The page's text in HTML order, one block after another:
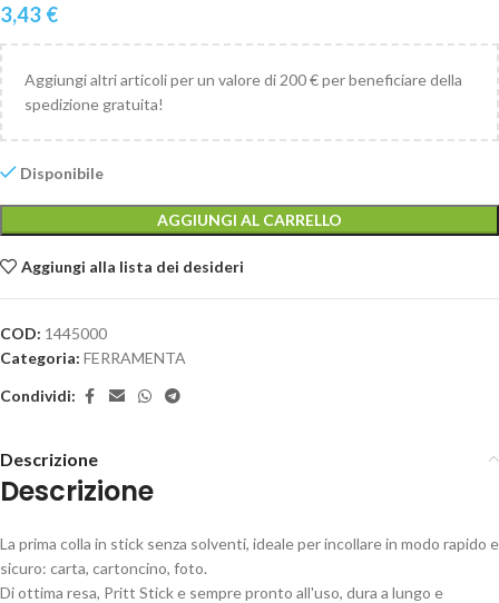
3,43 €
Aggiungi altri articoli per un valore di 200 € per beneficiare della
spedizione gratuita!
Disponibile
AGGIUNGI AL CARRELLO
Aggiungi alla lista dei desideri
COD: 1445000
Categoria: FERRAMENTA
Condividi:
Descrizione
Descrizione
La prima colla in stick senza solventi, ideale per incollare in modo rapido e
sicuro: carta, cartoncino, foto.
Di ottima resa, Pritt Stick e sempre pronto all'uso, dura a lungo e